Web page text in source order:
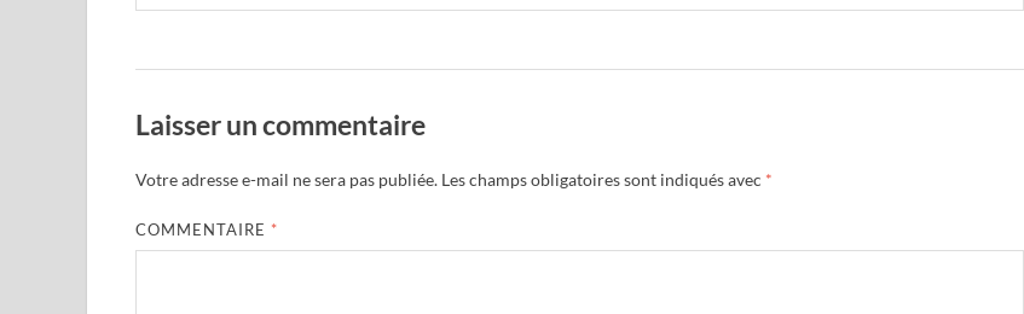
Laisser un commentaire
Votre adresse e-mail ne sera pas publiée. Les champs obligatoires sont indiqués avec *
COMMENTAIRE *